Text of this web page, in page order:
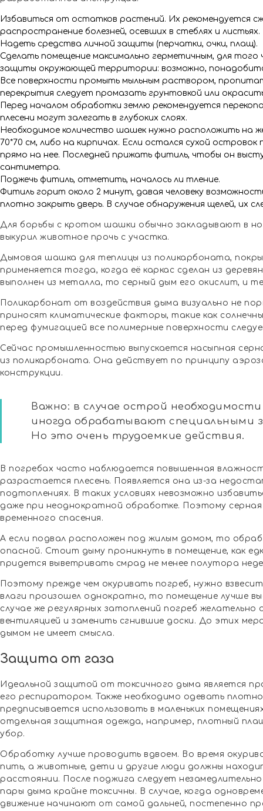
Избавиться от остатков растений. Их рекомендуется
распространение болезней, осевших в стеблях и листьях.
Надеть средства личной защиты (перчатки, очки, плащ).
Сделать помещение максимально герметичным, для того
защиты окружающей территории: возможно,
Все поверхности промыть мыльным раствором,
перекрытия следует промазать грунтовкой или
Перед началом обработки землю рекомендуется
плесени могут залегать в глубоких слоях.
Необходимое количество шашек нужно расположить на
70*70 см, либо на кирпичах. Если остался сухой
прямо на нее. Последней прижать фитиль, чтобы он
сантиметра.
Поджечь фитиль, отметить, началось ли тление.
Фитиль горит около 2 минут, давая человеку
плотно закрыть дверь. В случае обнаружения щелей, их
Для борьбы с кротом шашки обычно закладывают в
выкурил животное прочь с участка.
Дымовая шашка для теплицы из поликарбоната,
применяется тогда, когда её каркас сделан из
выполнен из металла, то серный дым его окислит, и
Поликарбонат от воздействия дыма визуально не
приносят климатические факторы, такие как
перед фумигацией все полимерные поверхности
Сейчас промышленностью выпускается насыпная
из поликарбоната. Она действует по принципу
конструкции.
Важно: в случае острой
иногда обрабатывают специальными
Но это очень трудоемкие действия.
В погребах часто наблюдается повышенная
разрастается плесень. Появляется она из-за
подтоплениях. В таких условиях невозможно
даже при неоднократной обработке. Поэтому серная
временного спасения.
А если подвал расположен под жилым домом, то
опасной. Стоит дыму проникнуть в помещение, как
придется выветривать смрад не менее полутора
Поэтому прежде чем окуривать погреб, нужно
влаги произошел однократно, то помещение лучше
случае же регулярных затоплений погреб
вентиляцией и заменить сгнившие доски. До этих
дымом не имеет смысла.
Защита от газа
Идеальной защитой от токсичного дыма является
его респиратором. Также необходимо одевать
предписывается использовать в маленьких
отдельная защитная одежда, например, плотный
убор.
Обработку лучше проводить вдвоем. Во время
пить, а животные, дети и другие люди должны
расстоянии. После поджига следует
пары дыма крайне токсичны. В случае, когда
движение начинают от самой дальней, постепенно